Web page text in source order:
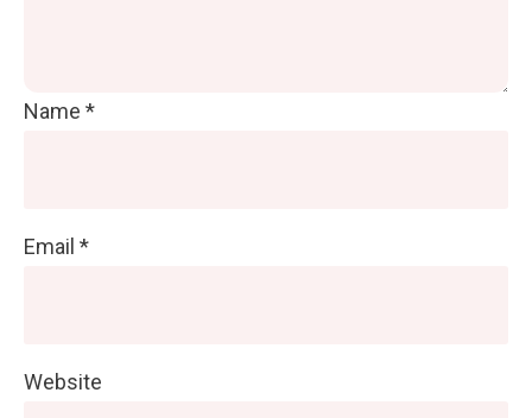
Name *
Email *
Website